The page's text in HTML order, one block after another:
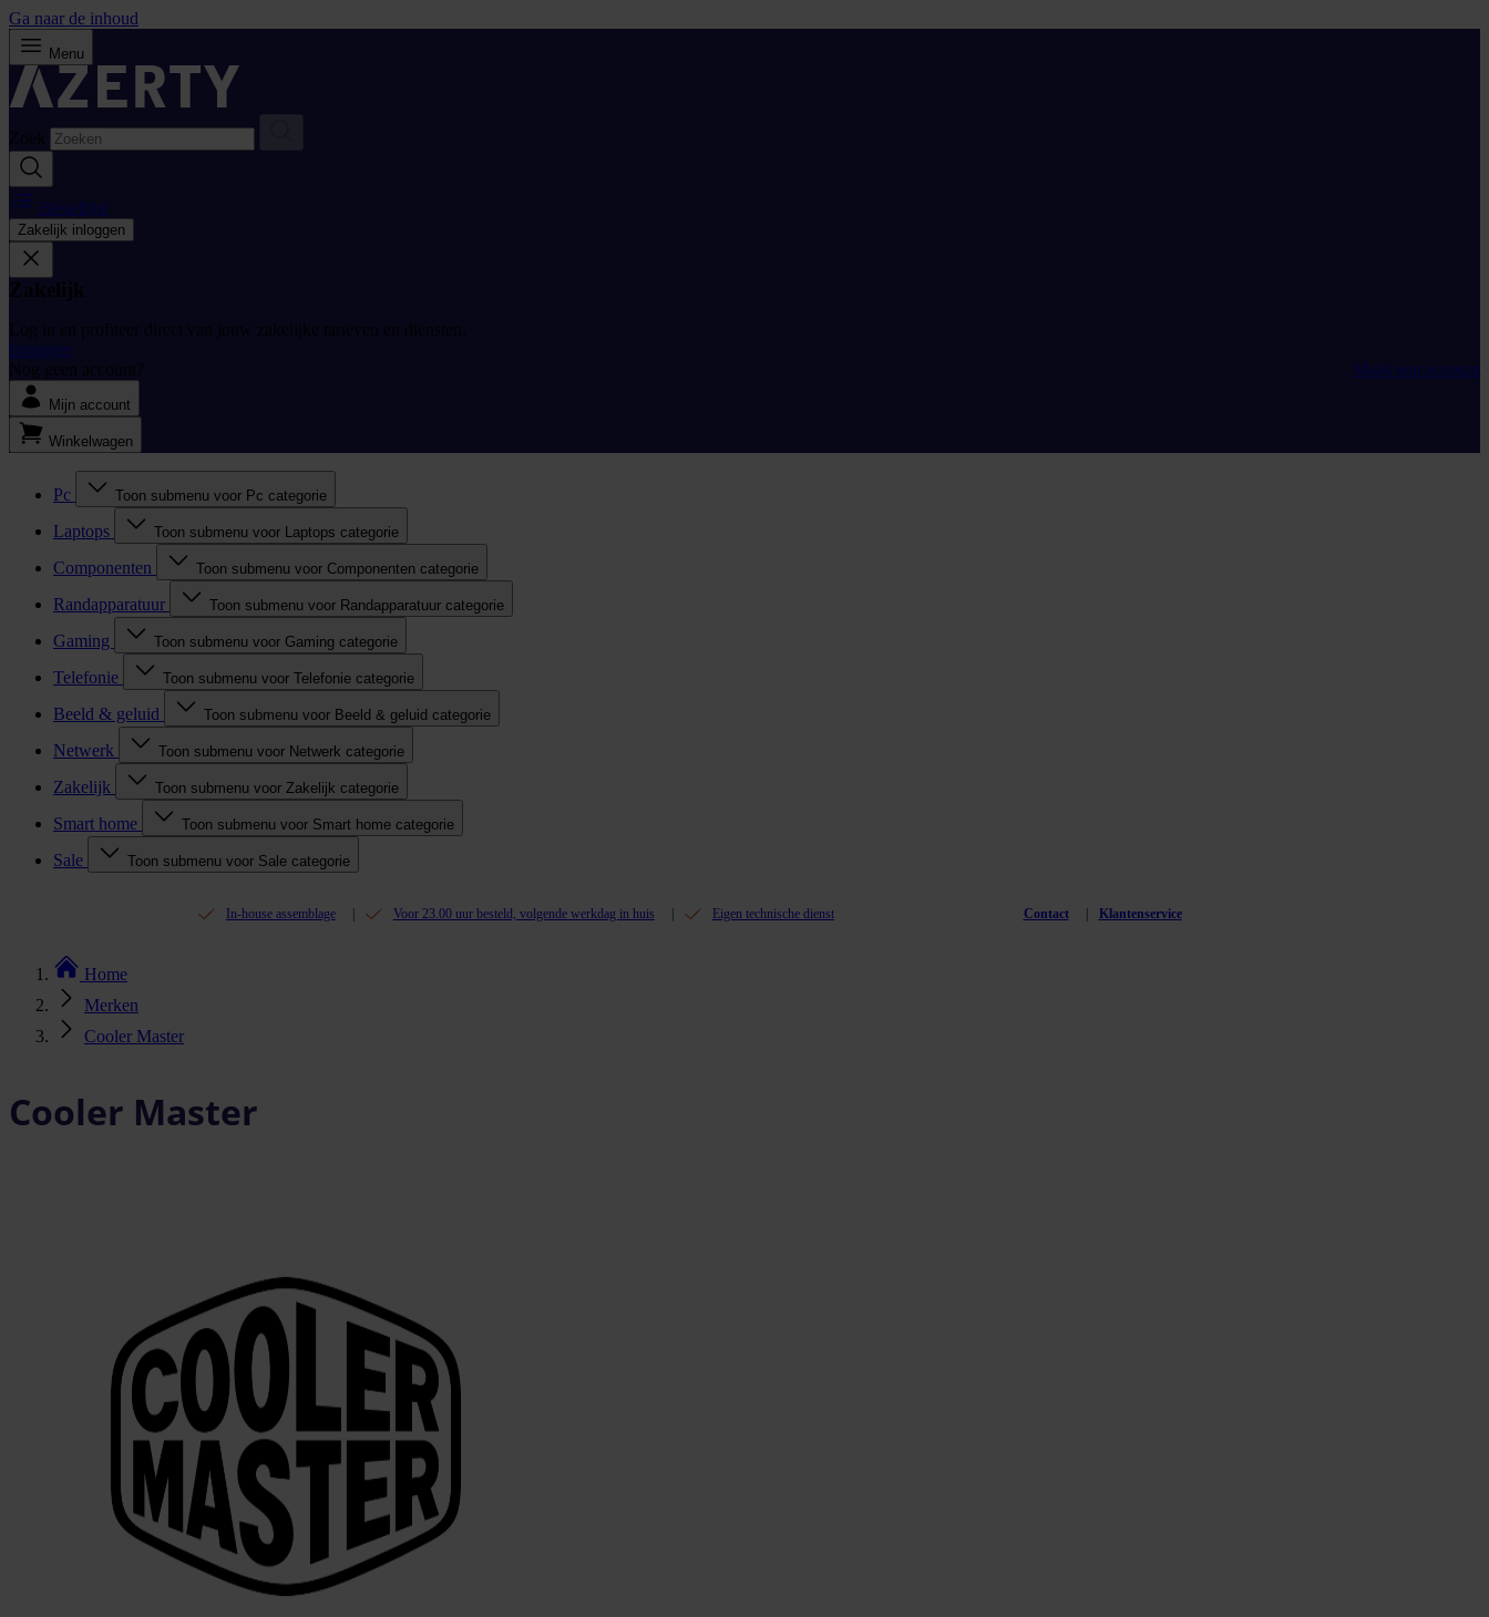
Ga naar de inhoud
Menu
Zoek
Bestellijst
Zakelijk inloggen
Zakelijk
Log in en profiteer direct van jouw zakelijke tarieven en diensten.
Inloggen
Nog geen account?
Maak een account
Mijn account
Winkelwagen
Pc Toon submenu voor Pc categorie
Laptops Toon submenu voor Laptops categorie
Componenten Toon submenu voor Componenten categorie
Randapparatuur Toon submenu voor Randapparatuur categorie
Gaming Toon submenu voor Gaming categorie
Telefonie Toon submenu voor Telefonie categorie
Beeld & geluid Toon submenu voor Beeld & geluid categorie
Netwerk Toon submenu voor Netwerk categorie
Zakelijk Toon submenu voor Zakelijk categorie
Smart home Toon submenu voor Smart home categorie
Sale Toon submenu voor Sale categorie
In-house assemblage Voor 23.00 uur besteld, volgende werkdag in huis Eigen technische dienst Contact Klantenservice
Home
Merken
Cooler Master
Cooler Master